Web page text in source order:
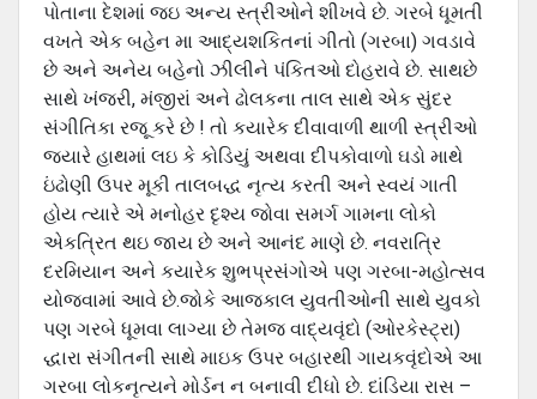
પોતાના દેશમાં જઇ અન્ય સ્ત્રીઓને શીખવે છે. ગરબે ધૂમતી
વખતે એક બહેન મા આદ્યશકિતનાં ગીતો (ગરબા) ગવડાવે
છે અને અનેય બહેનો ઝીલીને પંકિતઓ દોહરાવે છે. સાથછે
સાથે ખંજરી, મંજીરાં અને ઢોલકના તાલ સાથે એક સુંદર
સંગીતિકા રજૂ કરે છે ! તો કયારેક દીવાવાળી થાળી સ્ત્રીઓ
જયારે હાથમાં લઇ કે કોડિયું અથવા દીપકોવાળો ઘડો માથે
ઇંઢોણી ઉપર મૂકી તાલબદ્ધ નૃત્ય કરતી અને સ્વયં ગાતી
હોય ત્યારે એ મનોહર દૃશ્ય જોવા સમર્ગ ગામના લોકો
એકત્રિત થઇ જાય છે અને આનંદ માણે છે. નવરાત્રિ
દરમિયાન અને કયારેક શુભપ્રસંગોએ પણ ગરબા-મહોત્સવ
યોજવામાં આવે છે.જોકે આજકાલ યુવતીઓની સાથે યુવકો
પણ ગરબે ધૂમવા લાગ્યા છે તેમજ વાદ્યવૃંદો (ઓરકેસ્ટ્રા)
દ્ધારા સંગીતની સાથે માઇક ઉપર બહારથી ગાયકવૃંદોએ આ
ગરબા લોકનૃત્યને મોર્ડન ન બનાવી દીધો છે. દાંડિયા રાસ –